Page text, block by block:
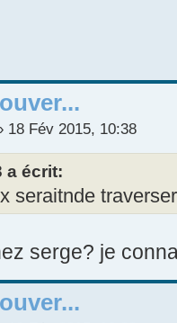
18 Fév 2015, 10:38
a écrit:
seraitnde
serge? je